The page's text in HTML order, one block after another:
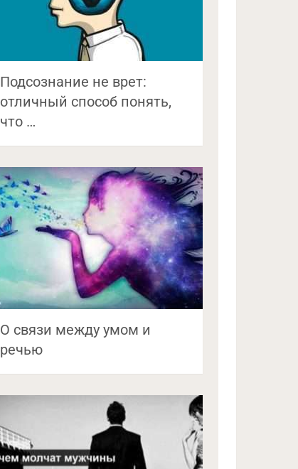
Подсознание не врет:
отличный способ понять,
что …
О связи между умом и
речью